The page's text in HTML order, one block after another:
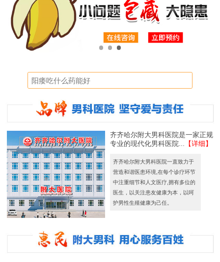
齐齐哈尔附大男科医院是一家正规
专业的现代化男科医院...
【详细】
齐齐哈尔附大男科医院一直致力于
营造和谐医患环境,在每个诊疗环节
中注重细节和人文医疗,拥有多位的
医生，以关注患友健康为本，以呵
护男性生殖健康为己任。